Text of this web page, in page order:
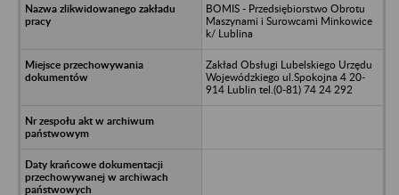
BOMIS - Przedsiębiorstwo Obrotu
Maszynami i Surowcami Minkowice
k/ Lublina
Zakład Obsługi Lubelskiego Urzędu
Wojewódzkiego ul.Spokojna 4 20-
914 Lublin tel.(0-81) 74 24 292